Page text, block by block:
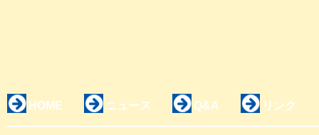
HOME ニュース Q&A リンク